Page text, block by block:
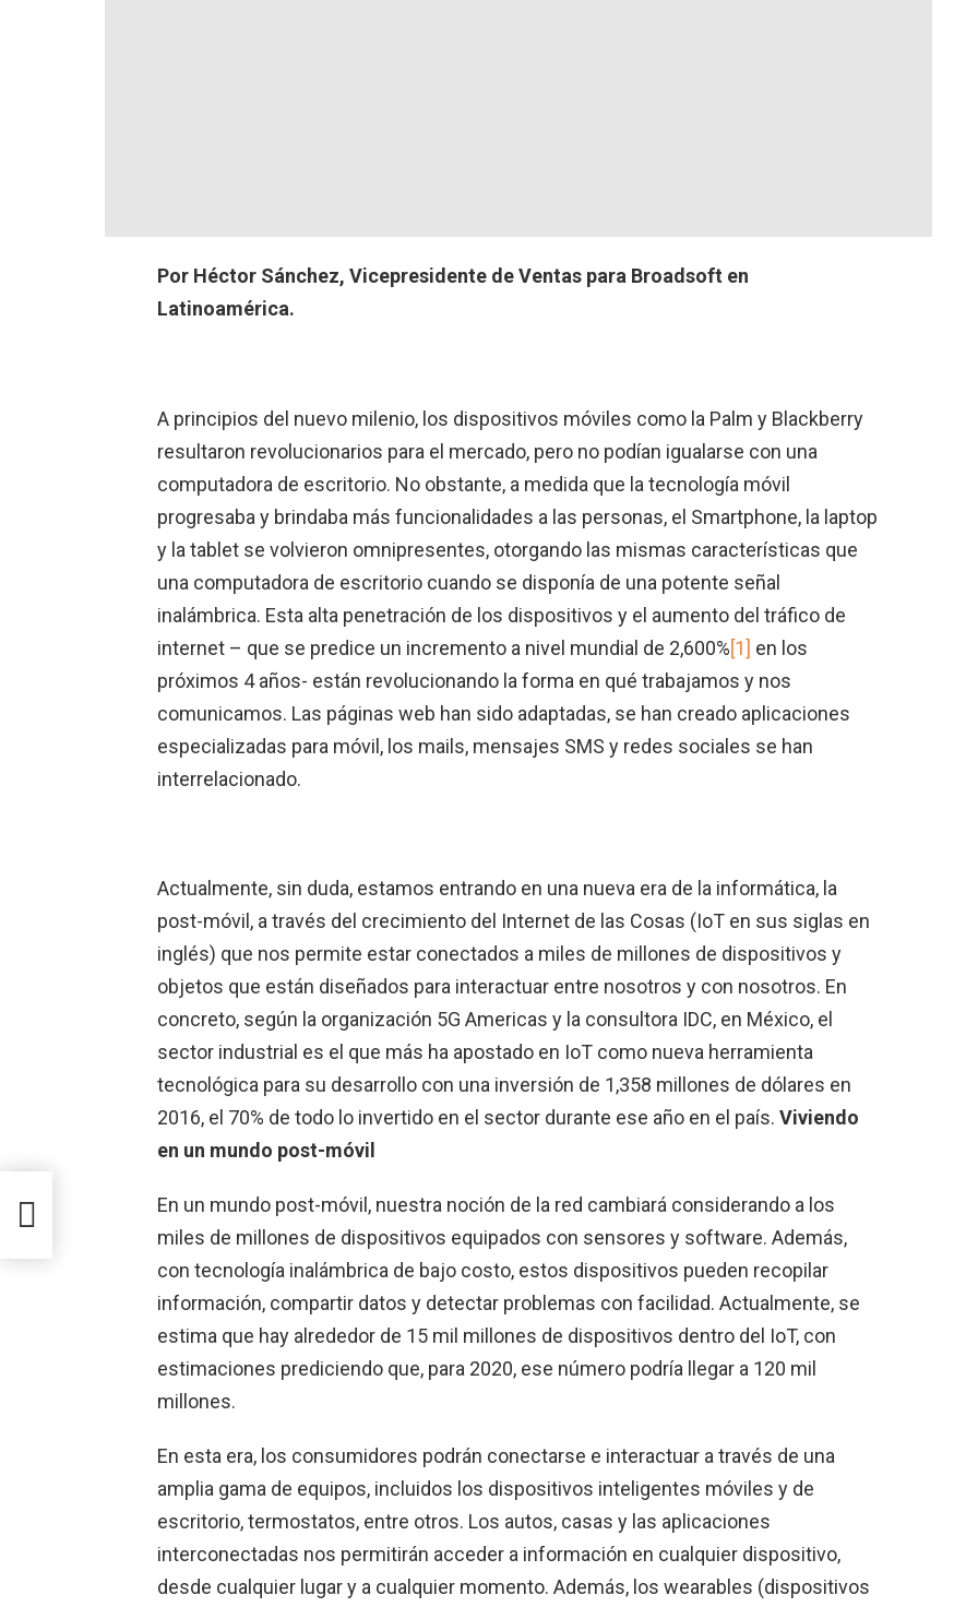
Por Héctor Sánchez, Vicepresidente de Ventas para Broadsoft en
Latinoamérica.
A principios del nuevo milenio, los dispositivos móviles como la Palm y Blackberry
resultaron revolucionarios para el mercado, pero no podían igualarse con una
computadora de escritorio. No obstante, a medida que la tecnología móvil
progresaba y brindaba más funcionalidades a las personas, el Smartphone, la laptop
y la tablet se volvieron omnipresentes, otorgando las mismas características que
una computadora de escritorio cuando se disponía de una potente señal
inalámbrica. Esta alta penetración de los dispositivos y el aumento del tráfico de
internet – que se predice un incremento a nivel mundial de 2,600%[1] en los
próximos 4 años- están revolucionando la forma en qué trabajamos y nos
comunicamos. Las páginas web han sido adaptadas, se han creado aplicaciones
especializadas para móvil, los mails, mensajes SMS y redes sociales se han
interrelacionado.
Actualmente, sin duda, estamos entrando en una nueva era de la informática, la
post-móvil, a través del crecimiento del Internet de las Cosas (IoT en sus siglas en
inglés) que nos permite estar conectados a miles de millones de dispositivos y
objetos que están diseñados para interactuar entre nosotros y con nosotros. En
concreto, según la organización 5G Americas y la consultora IDC, en México, el
sector industrial es el que más ha apostado en IoT como nueva herramienta
tecnológica para su desarrollo con una inversión de 1,358 millones de dólares en
2016, el 70% de todo lo invertido en el sector durante ese año en el país. Viviendo
en un mundo post-móvil
En un mundo post-móvil, nuestra noción de la red cambiará considerando a los
miles de millones de dispositivos equipados con sensores y software. Además,
con tecnología inalámbrica de bajo costo, estos dispositivos pueden recopilar
información, compartir datos y detectar problemas con facilidad. Actualmente, se
estima que hay alrededor de 15 mil millones de dispositivos dentro del IoT, con
estimaciones prediciendo que, para 2020, ese número podría llegar a 120 mil
millones.
En esta era, los consumidores podrán conectarse e interactuar a través de una
amplia gama de equipos, incluidos los dispositivos inteligentes móviles y de
escritorio, termostatos, entre otros. Los autos, casas y las aplicaciones
interconectadas nos permitirán acceder a información en cualquier dispositivo,
desde cualquier lugar y a cualquier momento. Además, los wearables (dispositivos
y